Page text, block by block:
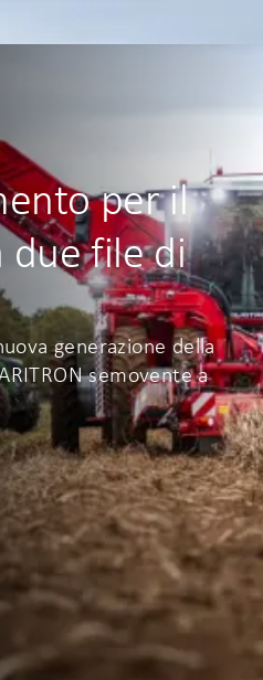
per il
due file di
generazione della
semovente a